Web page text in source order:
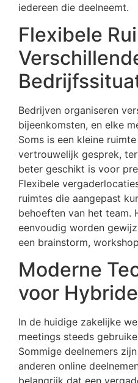
iedereen die deelneemt.
Flexibele
Bedrijven organiseren
bijeenkomsten, en elke
Soms is een kleine
vertrouwelijk gesprek,
beter geschikt is voor
Flexibele
ruimtes die aangepast
behoeften van het team.
eenvoudig worden
een brainstorm,
Moderne
voor
In de huidige zakelijke
meetings steeds
Sommige deelnemers
anderen online